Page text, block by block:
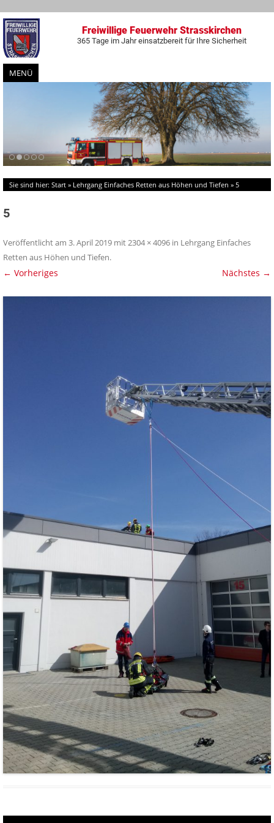
Freiwillige Feuerwehr Strasskirchen
365 Tage im Jahr einsatzbereit für Ihre Sicherheit
MENÜ
Zum
Inhalt
springen
Sie sind hier: Start » Lehrgang Einfaches Retten aus Höhen und Tiefen » 5
5
Veröffentlicht am 3. April 2019 mit2304 × 4096 in Lehrgang Einfaches
Retten aus Höhen und Tiefen.
← Vorheriges Nächstes →